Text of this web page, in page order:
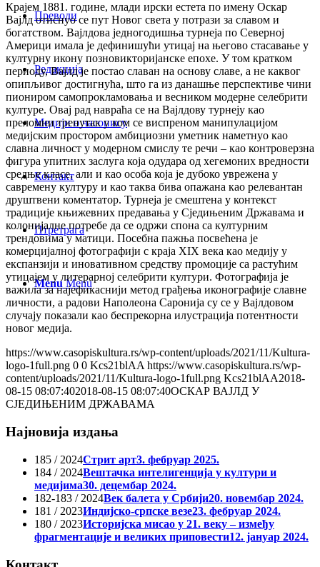
Преводи
Редакција
Медији о часопису
Контакт
Птретрага
Menu Menu
Крајем 1881. године, млади ирски естета по имену Оскар
Вајлд отиснуо се пут Новог света у потрази за славом и
богатством. Вајлдова једногодишња турнеја по Северној
Америци имала је дефинишући утицај на његово стасавање у
културну икону позновикторијанске епохе. У том кратком
периоду, Вајлд је постао славан на основу славе, а не каквог
опипљивог достигнућа, што га из данашње перспективе чини
пиониром самопрокламовања и весником модерне селебрити
културе. Овај рад навраћа се на Вајлдову турнеју као
преломни тренутак у ком се виспреном манипулацијом
медијским простором амбициозни уметник наметнуо као
славна личност у модерном смислу те речи – као контроверзна
фигура упитних заслуга која одудара од хегемоних вредности
средње класе, али и као особа која је дубоко уврежена у
савремену културу и као таква бива опажана као релевантан
друштвени коментатор. Турнеја је смештена у контекст
традиције књижевних предавања у Сједињеним Државама и
колонијалне потребе да се одржи спона са културним
трендовима у матици. Посебна пажња посвећена је
комерцијалној фотографији с краја XIX века као медију у
експанзији и иновативном средству промоције са растућим
утицајем у литерарној селебрити култури. Фотографија је
важила за најефикаснији метод грађења иконографије славне
личности, а радови Наполеона Саронија су се у Вајлдовом
случају показали као беспрекорна илустрација потентности
новог медија.
https://www.casopiskultura.rs/wp-content/uploads/2021/11/Kultura-
logo-1full.png 0 0 Kcs21blAA https://www.casopiskultura.rs/wp-
content/uploads/2021/11/Kultura-logo-1full.png Kcs21blAA2018-
08-15 08:07:402018-08-15 08:07:40ОСКАР ВАЈЛД У
СЈЕДИЊЕНИМ ДРЖАВАМА
Најновија издања
185 / 2024Стрит арт3. фебруар 2025.
184 / 2024Вештачка интелигенција у култури и
медијима30. децембар 2024.
182-183 / 2024Век балета у Србији20. новембар 2024.
181 / 2023Индијско-српске везе23. фебруар 2024.
180 / 2023Историјска мисао у 21. веку – између
фрагментације и великих приповести12. јануар 2024.